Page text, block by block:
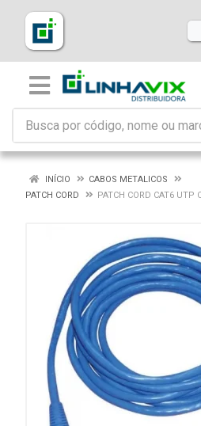
INÍCIO
CABOS METALICOS
PATCH CORD
PATCH CORD CAT6 UTP